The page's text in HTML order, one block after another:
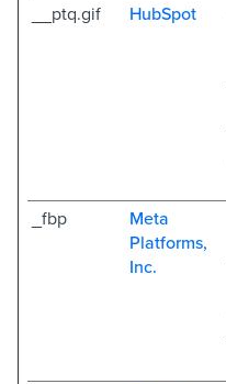
__ptq.gif HubSpot
_fbp
Meta
Platforms,
Inc.